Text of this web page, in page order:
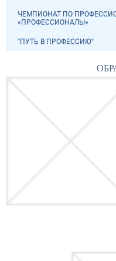
ЧЕМПИОНАТ ПО
«ПРОФЕССИОНАЛЫ»
"ПУТЬ В ПРОФЕССИЮ"